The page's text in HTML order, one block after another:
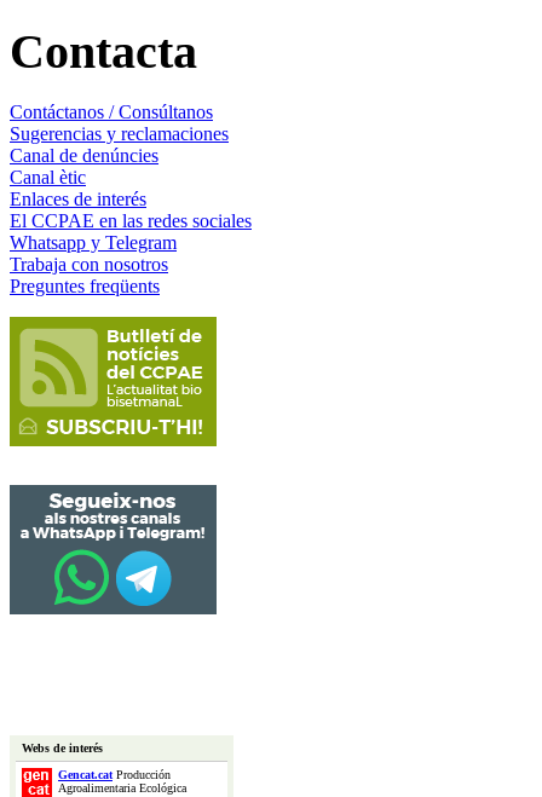
Contacta
Contáctanos / Consúltanos
Sugerencias y reclamaciones
Canal de denúncies
Canal ètic
Enlaces de interés
El CCPAE en las redes sociales
Whatsapp y Telegram
Trabaja con nosotros
Preguntes freqüents
Webs de interés
Gencat.catProducción
Agroalimentaria Ecológica